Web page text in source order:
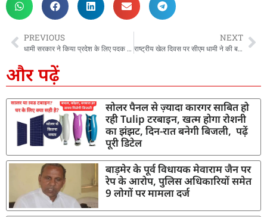
PREVIOUS
धामी सरकार ने किया प्रदेश के लिए पदक लाने वाले खिलाड़ियों का सम्मान, सीएम ने कहा -अब अंतरराष्ट्रीय खेल स्पर्धा आयोजन के लिए तैयार है उत्तराखंड
NEXT
राष्ट्रीय खेल दिवस पर सीएम धामी ने की बड़ी घोषणाएं, मानसी नेगी, अरशद को मिली सरकारी नौकरी
और पढ़ें
सोलर पैनल से ज़्यादा कारगर साबित हो
रही Tulip टरबाइन, खत्म होगा रोशनी
का झंझट, दिन-रात बनेगी बिजली, पढ़ें
पूरी डिटेल
बाड़मेर के पूर्व विधायक मेवाराम जैन पर
रेप के आरोप, पुलिस अधिकारियों समेत
9 लोगों पर मामला दर्ज